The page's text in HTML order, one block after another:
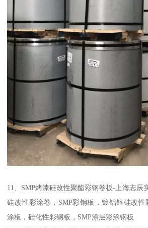
11、SMP烤漆硅改性聚酯彩钢卷板-上海志辰
硅改性彩涂卷，SMP彩钢板，镀铝锌硅改
涂板，硅化性彩钢板，SMP涂层彩涂钢板